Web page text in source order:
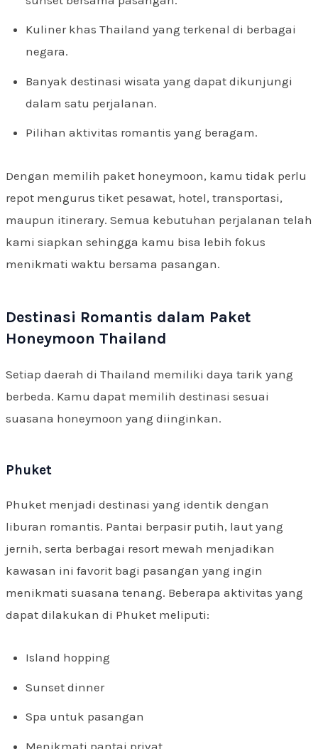
Kuliner khas Thailand yang terkenal di berbagai
negara.
Banyak destinasi wisata yang dapat dikunjungi
dalam satu perjalanan.
Pilihan aktivitas romantis yang beragam.
Dengan memilih paket honeymoon, kamu tidak perlu
repot mengurus tiket pesawat, hotel, transportasi,
maupun itinerary. Semua kebutuhan perjalanan telah
kami siapkan sehingga kamu bisa lebih fokus
menikmati waktu bersama pasangan.
Destinasi Romantis dalam Paket
Honeymoon Thailand
Setiap daerah di Thailand memiliki daya tarik yang
berbeda. Kamu dapat memilih destinasi sesuai
suasana honeymoon yang diinginkan.
Phuket
Phuket menjadi destinasi yang identik dengan
liburan romantis. Pantai berpasir putih, laut yang
jernih, serta berbagai resort mewah menjadikan
kawasan ini favorit bagi pasangan yang ingin
menikmati suasana tenang. Beberapa aktivitas yang
dapat dilakukan di Phuket meliputi:
Island hopping
Sunset dinner
Spa untuk pasangan
Menikmati pantai privat